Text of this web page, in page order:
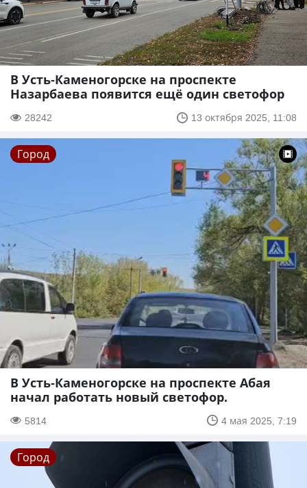
В Усть-Каменогорске на проспекте
Назарбаева появится ещё один светофор
28242 13 октября 2025, 11:08
Город
В Усть-Каменогорске на проспекте Абая
начал работать новый светофор.
5814 4 мая 2025, 7:19
Город